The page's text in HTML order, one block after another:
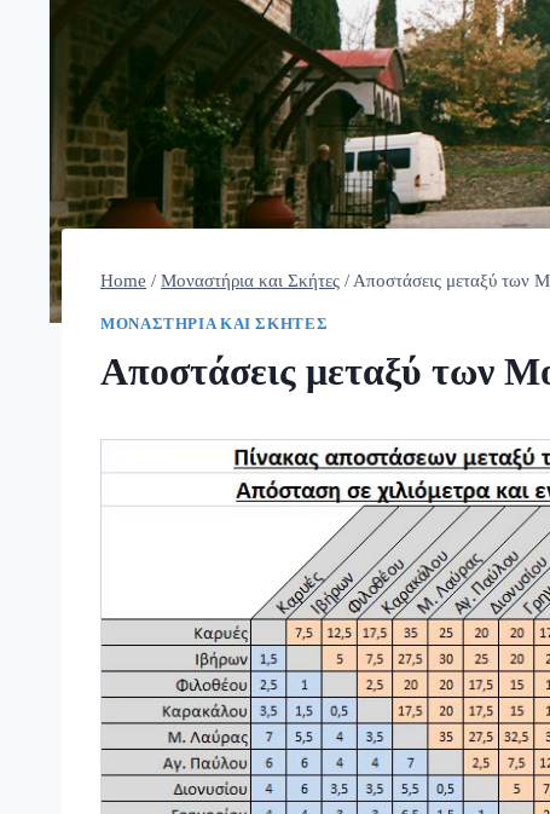
Home / Μοναστήρια και Σκήτες / Αποστάσεις μεταξύ των
ΜΟΝΑΣΤΉΡΙΑ ΚΑΙ ΣΚΉΤΕΣ
Αποστάσεις μεταξύ των